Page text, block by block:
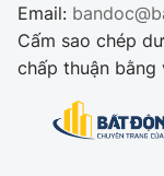
Email:
Cấm sao chép
chấp thuận bằng